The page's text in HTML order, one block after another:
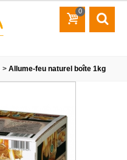
0
> Allume-feu naturel boîte 1kg